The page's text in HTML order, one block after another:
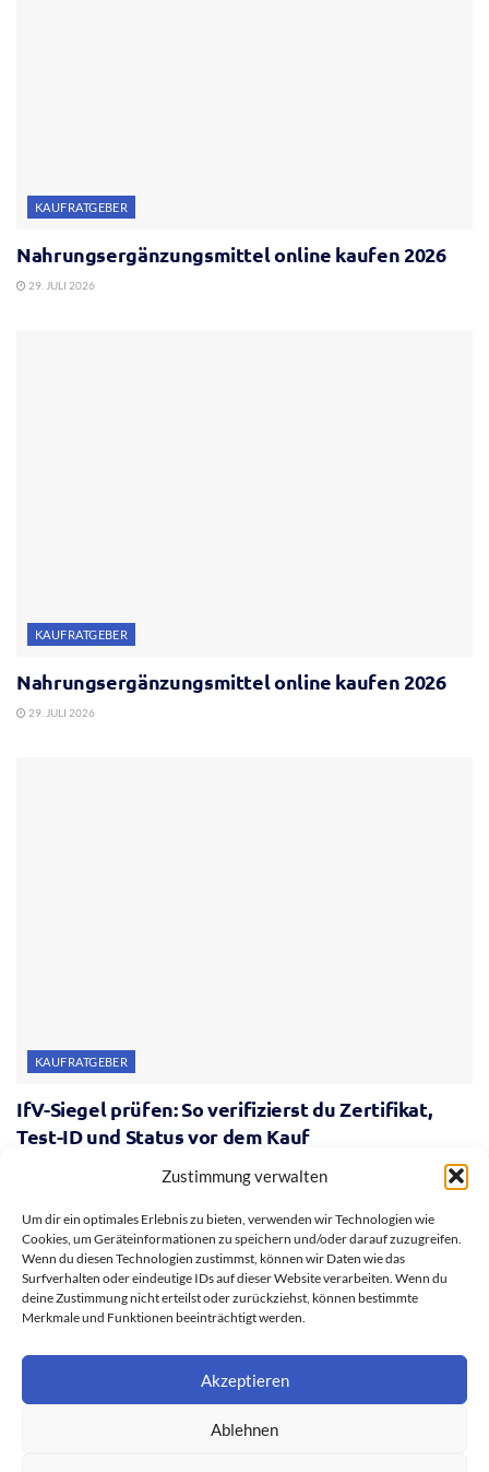
Zustimmung verwalten
Um dir ein optimales Erlebnis zu bieten, verwenden wir Technologien wie
Cookies, um Geräteinformationen zu speichern und/oder darauf zuzugreifen.
Wenn du diesen Technologien zustimmst, können wir Daten wie das
Surfverhalten oder eindeutige IDs auf dieser Website verarbeiten. Wenn du
deine Zustimmung nicht erteilst oder zurückziehst, können bestimmte
Merkmale und Funktionen beeinträchtigt werden.
Akzeptieren
Ablehnen
KAUFRATGEBER
Nahrungsergänzungsmittel online kaufen 2026
29. JULI 2026
KAUFRATGEBER
Nahrungsergänzungsmittel online kaufen 2026
29. JULI 2026
KAUFRATGEBER
IfV-Siegel prüfen: So verifizierst du Zertifikat,
Test-ID und Status vor dem Kauf